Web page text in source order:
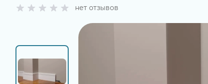
нет отзывов